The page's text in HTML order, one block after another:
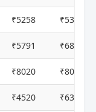
₹5258 ₹5355
₹5791 ₹6800
₹8020 ₹8000
₹4520 ₹6300